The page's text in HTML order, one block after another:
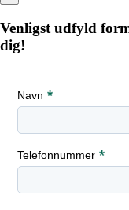
Venligst udfyld
dig!